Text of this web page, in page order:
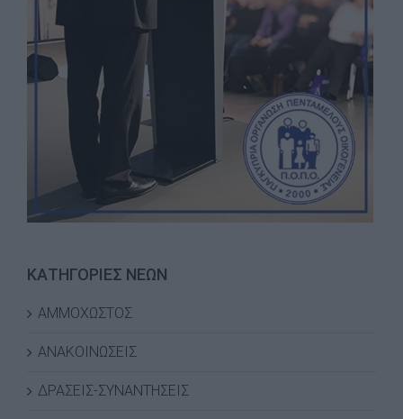
ΚΑΤΗΓΟΡΙΕΣ ΝΕΩΝ
ΑΜΜΟΧΩΣΤΟΣ
ΑΝΑΚΟΙΝΩΣΕΙΣ
ΔΡΑΣΕΙΣ-ΣΥΝΑΝΤΗΣΕΙΣ